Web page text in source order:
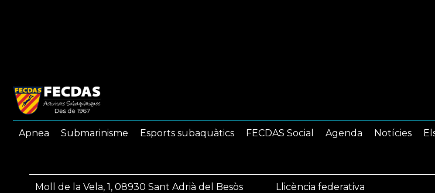
Apnea Submarinisme Esports subaquàtics FECDAS Social Agenda Notícies
Moll de la Vela, 1, 08930 Sant Adrià del Besòs
Llicència federativa